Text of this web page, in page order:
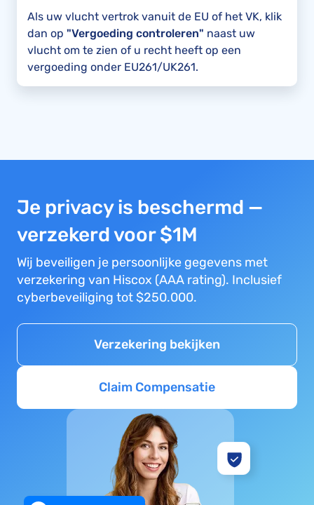
Als uw vlucht vertrok vanuit de EU of het VK, klik
dan op "Vergoeding controleren" naast uw
vlucht om te zien of u recht heeft op een
vergoeding onder EU261/UK261.
Je privacy is beschermd —
verzekerd voor $1M
Wij beveiligen je persoonlijke gegevens met
verzekering van Hiscox (AAA rating). Inclusief
cyberbeveiliging tot $250.000.
Verzekering bekijken
Claim Compensatie